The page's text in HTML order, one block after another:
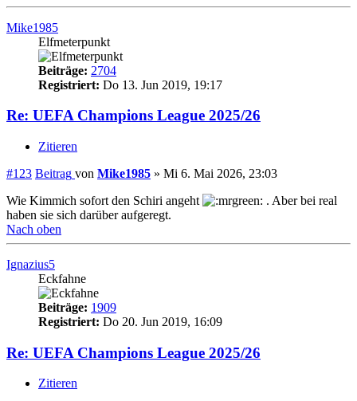
Mike1985
Elfmeterpunkt
Beiträge: 2704
Registriert: Do 13. Jun 2019, 19:17
Re: UEFA Champions League 2025/26
Zitieren
#123 Beitrag von Mike1985 » Mi 6. Mai 2026, 23:03
Wie Kimmich sofort den Schiri angeht
. Aber bei real
haben sie sich darüber aufgeregt.
Nach oben
Ignazius5
Eckfahne
Beiträge: 1909
Registriert: Do 20. Jun 2019, 16:09
Re: UEFA Champions League 2025/26
Zitieren